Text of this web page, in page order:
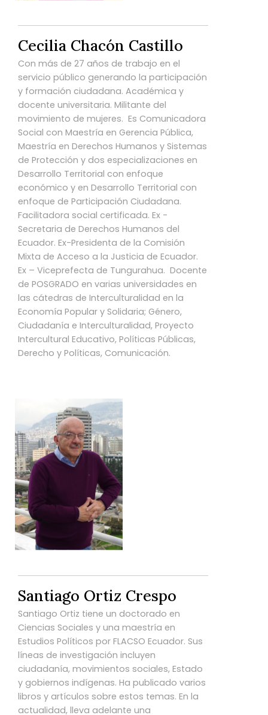
Cecilia Chacón Castillo
Con más de 27 años de trabajo en el
servicio público generando la participación
y formación ciudadana. Académica y
docente universitaria. Militante del
movimiento de mujeres. Es Comunicadora
Social con Maestría en Gerencia Pública,
Maestría en Derechos Humanos y Sistemas
de Protección y dos especializaciones en
Desarrollo Territorial con enfoque
económico y en Desarrollo Territorial con
enfoque de Participación Ciudadana.
Facilitadora social certificada. Ex -
Secretaria de Derechos Humanos del
Ecuador. Ex-Presidenta de la Comisión
Mixta de Acceso a la Justicia de Ecuador.
Ex – Viceprefecta de Tungurahua. Docente
de POSGRADO en varias universidades en
las cátedras de Interculturalidad en la
Economía Popular y Solidaria; Género,
Ciudadanía e Interculturalidad, Proyecto
Intercultural Educativo, Políticas Públicas,
Derecho y Políticas, Comunicación.
Santiago Ortiz Crespo
Santiago Ortiz tiene un doctorado en
Ciencias Sociales y una maestría en
Estudios Políticos por FLACSO Ecuador. Sus
líneas de investigación incluyen
ciudadanía, movimientos sociales, Estado
y gobiernos indígenas. Ha publicado varios
libros y artículos sobre estos temas. En la
actualidad, lleva adelante una